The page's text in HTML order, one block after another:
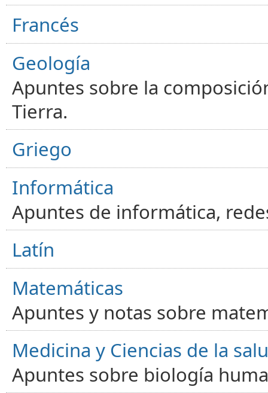
Francés
Geología
Apuntes sobre la
Tierra.
Griego
Informática
Apuntes de informática,
Latín
Matemáticas
Apuntes y notas sobre
Medicina y Ciencias de la
Apuntes sobre biología